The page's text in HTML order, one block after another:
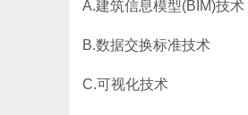
A.建筑信息模型(BIM)技术
B.数据交换标准技术
C.可视化技术